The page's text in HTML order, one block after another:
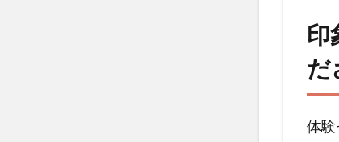
得
も
を
え
さ
印
だ
体